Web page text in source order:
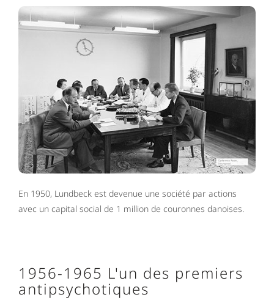
En 1950, Lundbeck est devenue une société par actions
avec un capital social de 1 million de couronnes danoises.
1956-1965 L'un des premiers
antipsychotiques